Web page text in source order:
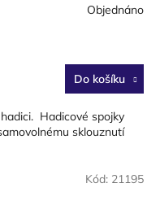
Objednáno
Do košíku
Hadicové spojky
sklouznutí
Kód: 21195